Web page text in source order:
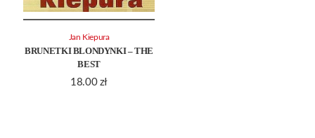
BRUNETKI BLONDYNKI – THE
BEST
18.00 zł
Jan Kiepura